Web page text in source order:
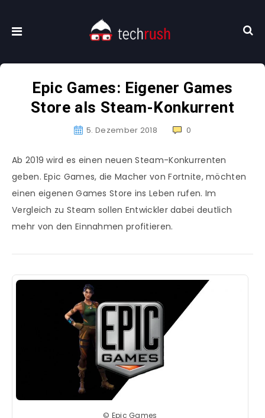
Epic Games: Eigener Games
Store als Steam-Konkurrent
5. Dezember 2018 0
Ab 2019 wird es einen neuen Steam-Konkurrenten
geben. Epic Games, die Macher von Fortnite, möchten
einen eigenen Games Store ins Leben rufen. Im
Vergleich zu Steam sollen Entwickler dabei deutlich
mehr von den Einnahmen profitieren.
© Epic Games